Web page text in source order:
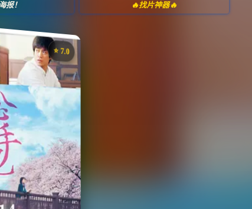
报！ 🔥找片神器🔥
⭐️ 7.0
念手纪》
🎬 2017年
夸克网盘